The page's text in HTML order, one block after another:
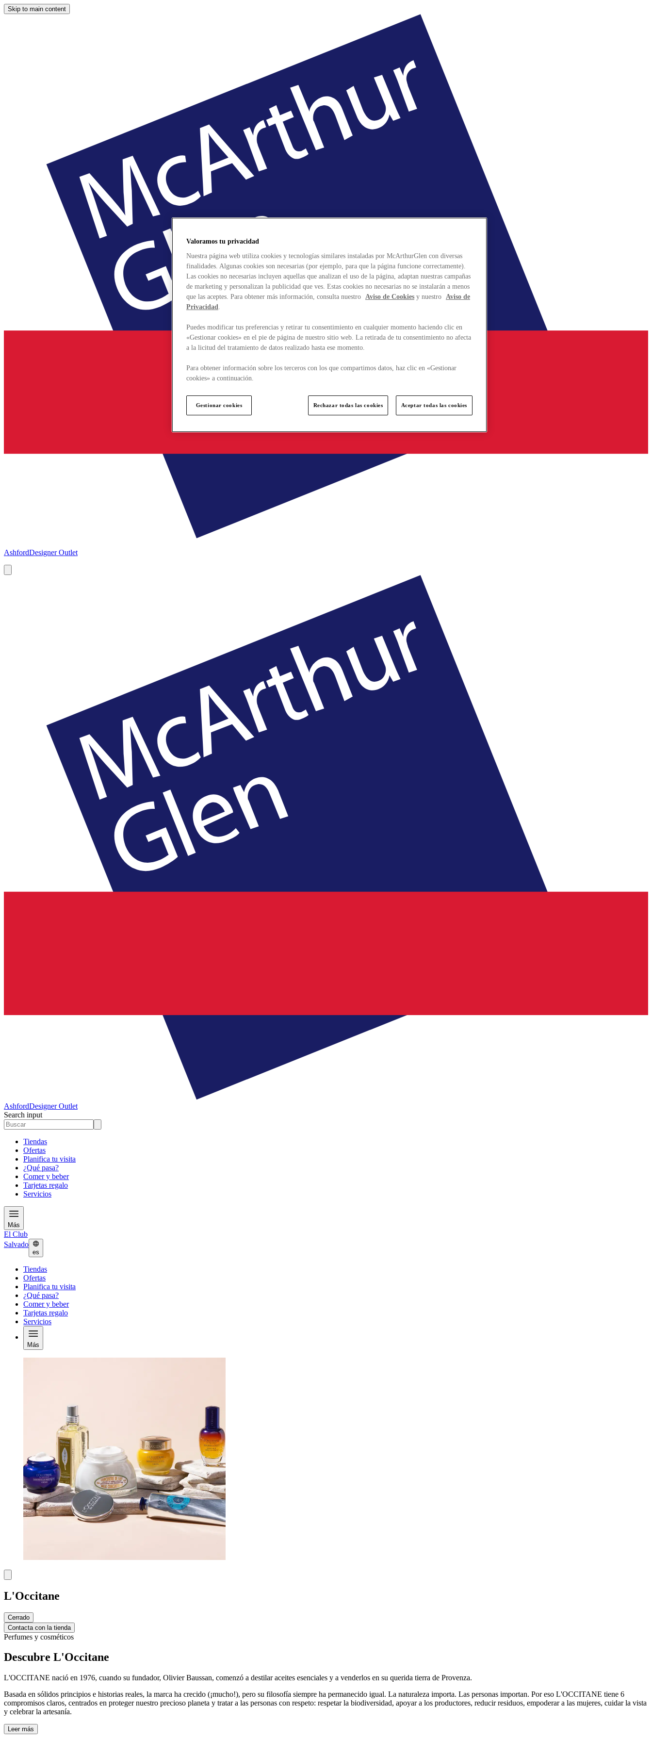
Skip to main content
AshfordDesigner Outlet
AshfordDesigner Outlet
Search input
Tiendas
Ofertas
Planifica tu visita
¿Qué pasa?
Comer y beber
Tarjetas regalo
Servicios
Más
El Club
Salvado
es
Tiendas
Ofertas
Planifica tu visita
¿Qué pasa?
Comer y beber
Tarjetas regalo
Servicios
Más
L'Occitane
Cerrado
Contacta con la tienda
Perfumes y cosméticos
Descubre L'Occitane
L'OCCITANE nació en 1976, cuando su fundador, Olivier Baussan, comenzó a destilar aceites esenciales y a venderlos en su querida tierra de Provenza.
Basada en sólidos principios e historias reales, la marca ha crecido (¡mucho!), pero su filosofía siempre ha permanecido igual. La naturaleza importa. Las personas importan. Por eso L'OCCITANE tiene 6
compromisos claros, centrados en proteger nuestro precioso planeta y tratar a las personas con respeto: respetar la biodiversidad, apoyar a los productores, reducir residuos, empoderar a las mujeres, cuidar la vista
y celebrar la artesanía.
Leer más
Valoramos tu privacidad
Nuestra página web utiliza cookies y tecnologías similares instaladas por McArthurGlen con diversas
finalidades. Algunas cookies son necesarias (por ejemplo, para que la página funcione correctamente).
Las cookies no necesarias incluyen aquellas que analizan el uso de la página, adaptan nuestras campañas
de marketing y personalizan la publicidad que ves. Estas cookies no necesarias no se instalarán a menos
que las aceptes. Para obtener más información, consulta nuestro Aviso de Cookies y nuestro Aviso de
Privacidad.
Puedes modificar tus preferencias y retirar tu consentimiento en cualquier momento haciendo clic en
«Gestionar cookies» en el pie de página de nuestro sitio web. La retirada de tu consentimiento no afecta
a la licitud del tratamiento de datos realizado hasta ese momento.
Para obtener información sobre los terceros con los que compartimos datos, haz clic en «Gestionar
cookies» a continuación.
Gestionar cookies Rechazar todas las cookies Aceptar todas las cookies